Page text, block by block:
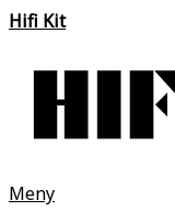
Hifi Kit
Meny